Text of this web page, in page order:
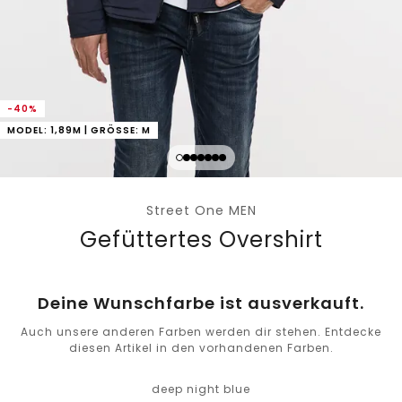
-40%
MODEL: 1,89M | GRÖSSE: M
Street One MEN
Gefüttertes Overshirt
Deine Wunschfarbe ist ausverkauft.
Auch unsere anderen Farben werden dir stehen. Entdecke
diesen Artikel in den vorhandenen Farben.
deep night blue